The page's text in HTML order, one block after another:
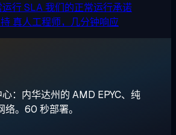
行 SLA我们的正常运行承诺
真人工程师，几分钟响应
：内华达州的 AMD EPYC、纯
。60 秒部署。